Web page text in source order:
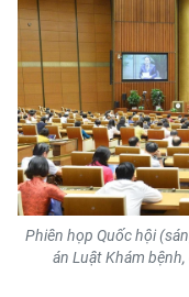
TIN ĐỊA PHƯƠNG
Trung du và miền
Đồng bằng sông
Bắc Trung Bộ
Duyên hải Nam
Nguyên
Phiên họp Quốc hội
án Luật Khám